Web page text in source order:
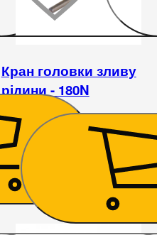
Кран головки зливу
рідини - 180N
99₴